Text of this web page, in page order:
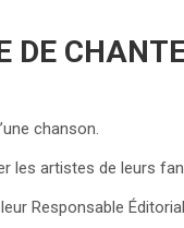
DE
chanson.
les artistes de leurs
Responsable